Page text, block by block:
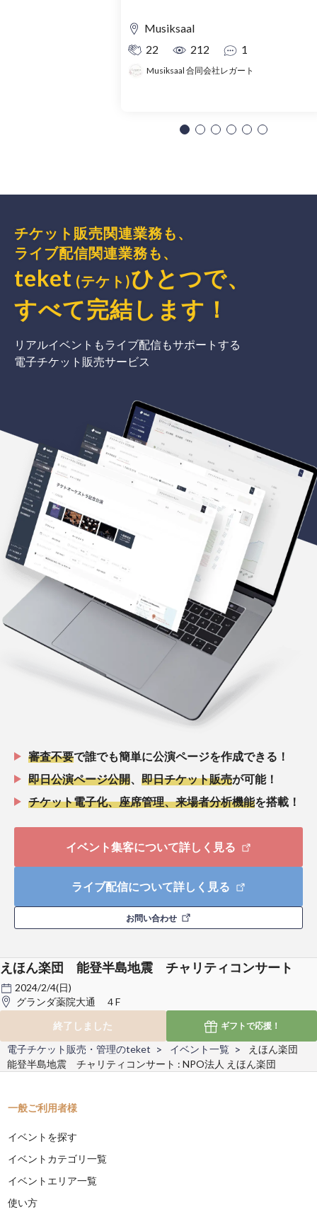
Musiksaal
22
212 1
Musiksaal 合同会社レガート
チケット販売関連業務も、
ライブ配信関連業務も、
teket (テケト)ひとつで、
すべて完結 します ！
リアルイベントもライブ配信もサポートする
電子チケット販売サービス
審査不要で誰でも簡単に公演ページを作成できる！
即日公演ページ公開
即日チケット販売が可能！
チケット電子化、座席管理、来場者分析機能を搭載！
イベント集客について詳しく見る
ライブ配信について詳しく見る
お問い合わせ
えほん楽団 能登半島地震 チャリティコンサート
2024/2/4(日)
グランダ薬院大通 ４F
終了しました
ギフトで応援！
電子チケット販売・管理のteket イベント一覧
えほん楽団
能登半島地震 チャリティコンサート : NPO法人 えほん楽団
一般ご利用者様
イベントを探す
イベントカテゴリ一覧
イベントエリア一覧
使い方